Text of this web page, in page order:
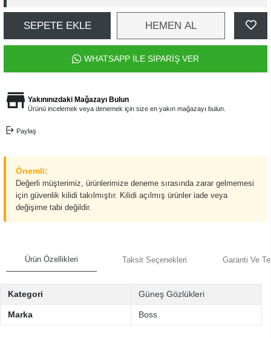
SEPETE EKLE HEMEN AL
WHATSAPP İLE SİPARİŞ VER
Yakınınızdaki Mağazayı Bulun
Ürünü incelemek veya denemek için size en yakın mağazayı bulun.
Paylaş
Önemli:
Değerli müşterimiz, ürünlerimize deneme sırasında zarar gelmemesi
için güvenlik kilidi takılmıştır. Kilidi açılmış ürünler iade veya
değişime tabi değildir.
Ürün Özellikleri Taksit Seçenekleri Garanti Ve
Kategori Güneş Gözlükleri
Marka Boss